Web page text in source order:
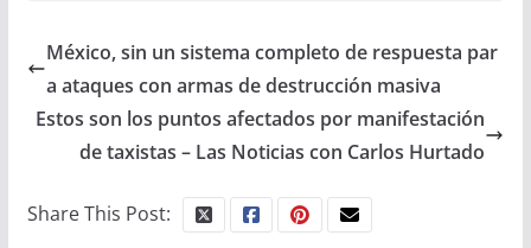
México, sin un sistema completo de respuesta par
a ataques con armas de destrucción masiva
Estos son los puntos afectados por manifestación
de taxistas – Las Noticias con Carlos Hurtado
Share This Post: